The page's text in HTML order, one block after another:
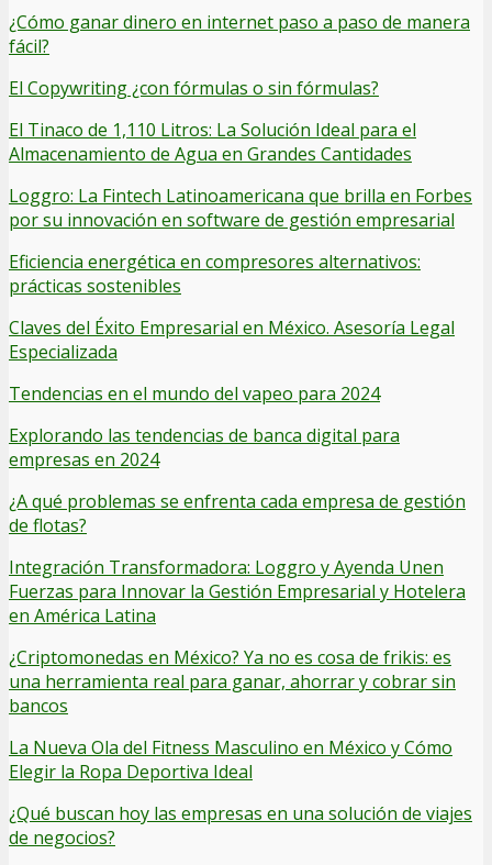
¿Cómo ganar dinero en internet paso a paso de manera
fácil?
El Copywriting ¿con fórmulas o sin fórmulas?
El Tinaco de 1,110 Litros: La Solución Ideal para el
Almacenamiento de Agua en Grandes Cantidades
Loggro: La Fintech Latinoamericana que brilla en Forbes
por su innovación en software de gestión empresarial
Eficiencia energética en compresores alternativos:
prácticas sostenibles
Claves del Éxito Empresarial en México. Asesoría Legal
Especializada
Tendencias en el mundo del vapeo para 2024
Explorando las tendencias de banca digital para
empresas en 2024
¿A qué problemas se enfrenta cada empresa de gestión
de flotas?
Integración Transformadora: Loggro y Ayenda Unen
Fuerzas para Innovar la Gestión Empresarial y Hotelera
en América Latina
¿Criptomonedas en México? Ya no es cosa de frikis: es
una herramienta real para ganar, ahorrar y cobrar sin
bancos
La Nueva Ola del Fitness Masculino en México y Cómo
Elegir la Ropa Deportiva Ideal
¿Qué buscan hoy las empresas en una solución de viajes
de negocios?